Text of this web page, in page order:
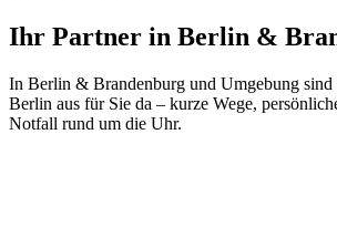
Ihr Partner in Berlin &
In Berlin & Brandenburg und Umgebung
Berlin aus für Sie da – kurze Wege,
Notfall rund um die Uhr.